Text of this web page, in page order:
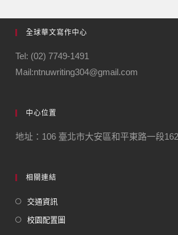
全球華文寫作中心
Tel: (02) 7749-1491
Mail:ntnuwriting304@gmail.com
中心位置
地址：106 臺北市大安區和平東路一段
相關連結
交通資訊
校園配置圖